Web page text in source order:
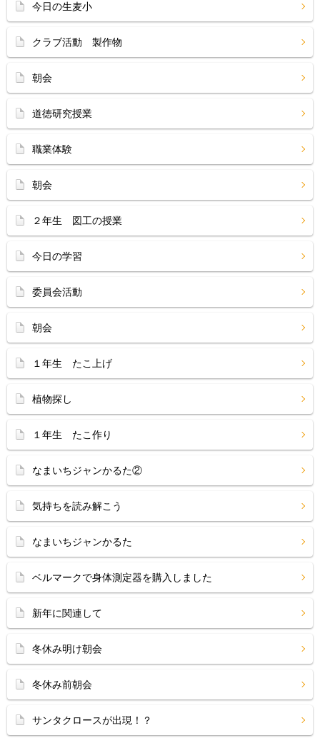
今日の生麦小
クラブ活動 製作物
朝会
道徳研究授業
職業体験
朝会
２年生 図工の授業
今日の学習
委員会活動
朝会
１年生 たこ上げ
植物探し
１年生 たこ作り
なまいちジャンかるた②
気持ちを読み解こう
なまいちジャンかるた
ベルマークで身体測定器を購入しました
新年に関連して
冬休み明け朝会
冬休み前朝会
サンタクロースが出現！？